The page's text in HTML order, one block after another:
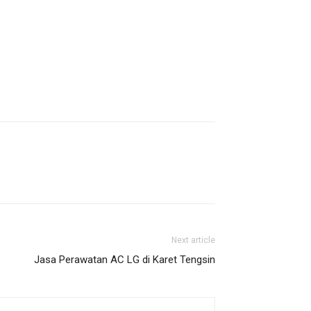
Next article
Jasa Perawatan AC LG di Karet Tengsin